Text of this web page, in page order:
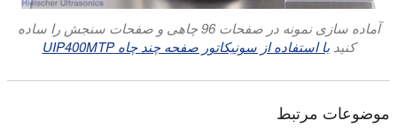
آماده سازی نمونه در صفحات 96 چاهی و صفحات سنجش را ساده
کنیدبا استفاده از سونیکاتور صفحه چند چاه UIP400MTP
موضوعات مرتبط